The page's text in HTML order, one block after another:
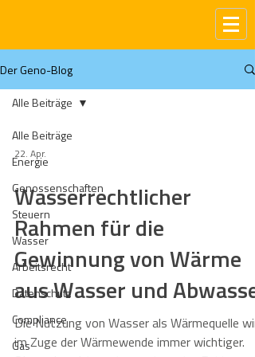
Der Geno-Blog
Alle Beiträge
Energie
Genossenschaften
Steuern
Wasser
Arbeitsrecht
Datenschutz
Compliance
Gas
Alle Beiträge
22. Apr.
Wasserrechtlicher
Rahmen für die
Gewinnung von Wärme
aus Wasser und Abwasser
Die Nutzung von Wasser als Wärmequelle wird
im Zuge der Wärmewende immer wichtiger.